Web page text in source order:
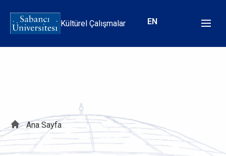
içeriğe
Kültürel Çalışmalar EN
Sayfa
yolu
Ana Sayfa